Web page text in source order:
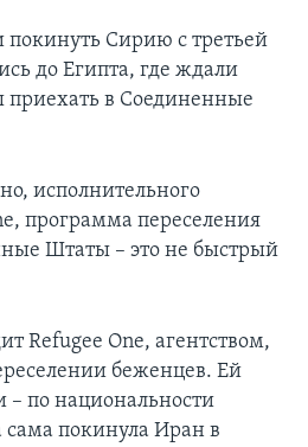
покинуть Сирию с третьей
до Египта, где ждали
приехать в Соединенные
исполнительного
программа переселения
Штаты – это не быстрый
Refugee One, агентством,
беженцев. Ей
– по национальности
покинула Иран в